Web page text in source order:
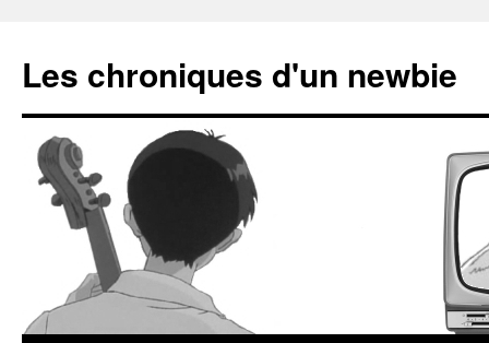
Les chroniques d'un newbie